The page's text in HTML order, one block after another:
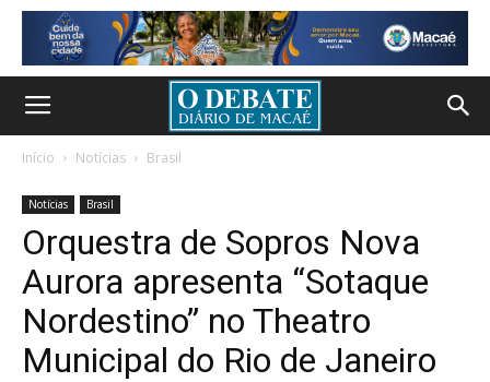
Início Notícias Brasil
Notícias Brasil
Orquestra de Sopros Nova
Aurora apresenta “Sotaque
Nordestino” no Theatro
Municipal do Rio de Janeiro